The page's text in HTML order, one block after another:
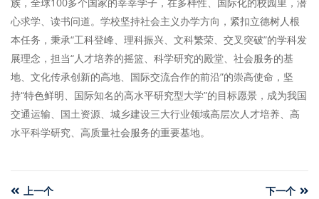
心求学、读书问道。学校坚持社会主义办学方向，紧扣立德树人根
本任务，秉承“工科登峰、理科振兴、文科繁荣、交叉突破”的学科发
展理念，担当“人才培养的摇篮、科学研究的殿堂、社会服务的基
地、文化传承创新的高地、国际交流合作的前沿”的崇高使命，坚
持“特色鲜明、国际知名的高水平研究型大学”的目标愿景，成为我国
交通运输、国土资源、城乡建设三大行业领域高层次人才培养、高
水平科学研究、高质量社会服务的重要基地。
上一个 下一个